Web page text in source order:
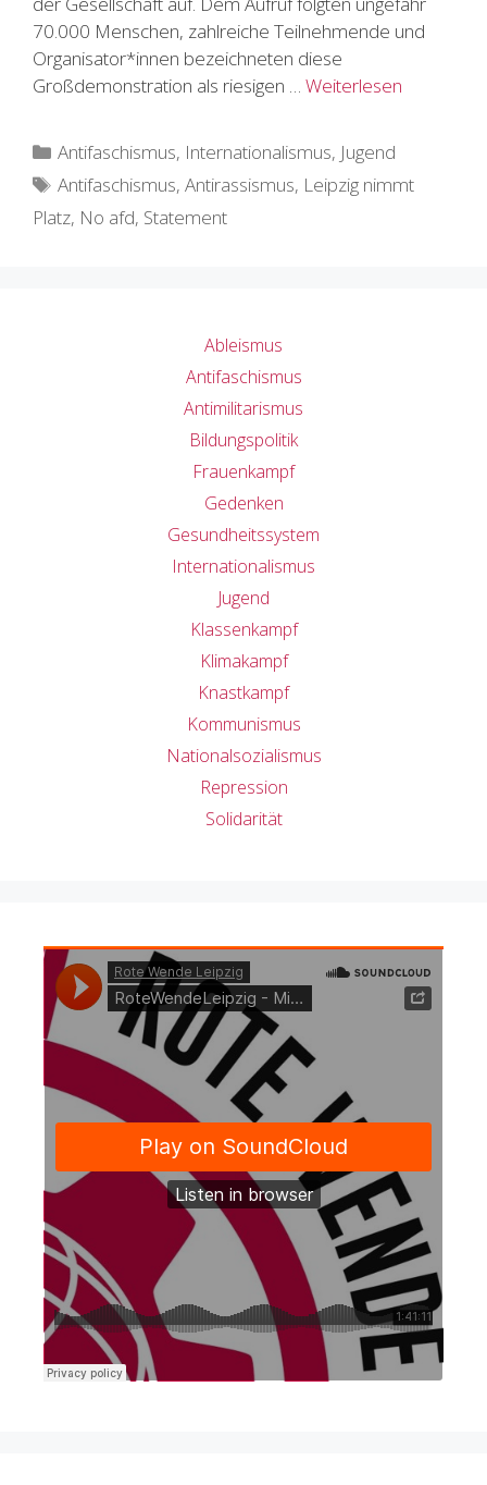
70.000 Menschen, zahlreiche Teilnehmende und
Organisator*innen bezeichneten diese
Großdemonstration als riesigen … Weiterlesen
Kategorien
Antifaschismus, Internationalismus, Jugend
Schlagwörter
Antifaschismus,Antirassismus, Leipzig nimmt
Platz, No afd, Statement
Ableismus
Antifaschismus
Antimilitarismus
Bildungspolitik
Frauenkampf
Gedenken
Gesundheitssystem
Internationalismus
Jugend
Klassenkampf
Klimakampf
Knastkampf
Kommunismus
Nationalsozialismus
Repression
Solidarität